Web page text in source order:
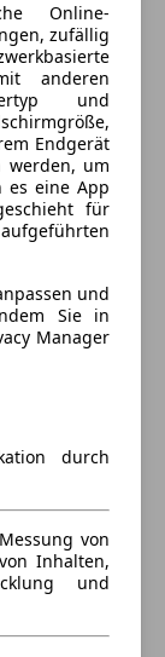
Online-
zufällig
anderen
und
Endgerät
werden, um
es eine App
für
und
Sie in
Manager
durch
von
Inhalten,
und